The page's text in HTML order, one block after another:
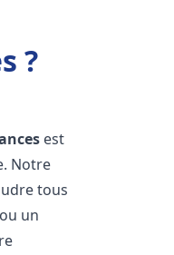
?
est
Notre
tous
un